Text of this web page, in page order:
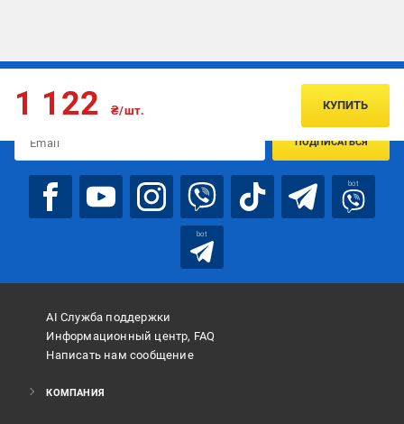
1 122 ₴/шт. КУПИТЬ
Подписывайтесь, чтобы узнавать первым об акцияx и
ПОДПИСАТЬСЯ
bot
bot
AI Служба поддержки
Информационный центр, FAQ
Написать нам сообщение
КОМПАНИЯ